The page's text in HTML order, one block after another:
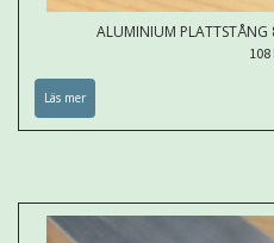
ALUMINIUM
108
Läs mer